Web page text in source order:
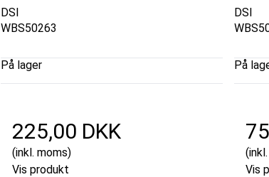
DSI
WBS50263
På lager
225,00 DKK
(inkl. moms)
Vis produkt
DSI
På
Vis